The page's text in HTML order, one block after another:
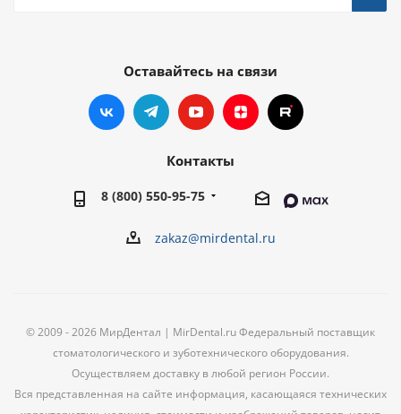
Оставайтесь на связи
Контакты
8 (800) 550-95-75
zakaz@mirdental.ru
© 2009 - 2026 МирДентал | MirDental.ru Федеральный поставщик
стоматологического и зуботехнического оборудования.
Осуществляем доставку в любой регион России.
Вся представленная на сайте информация, касающаяся технических